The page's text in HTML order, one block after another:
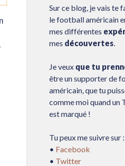
Sur ce blog, je vais te
le football américain
mes différentes
mes découvertes.
Je veux que tu
être un supporter de
américain, que tu
comme moi quand un
est marqué !
Tu peux me suivre sur :
• Facebook
• Twitter